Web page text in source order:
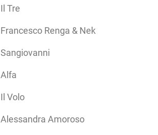
Il Tre
Francesco Renga & Nek
Sangiovanni
Alfa
Il Volo
Alessandra Amoroso